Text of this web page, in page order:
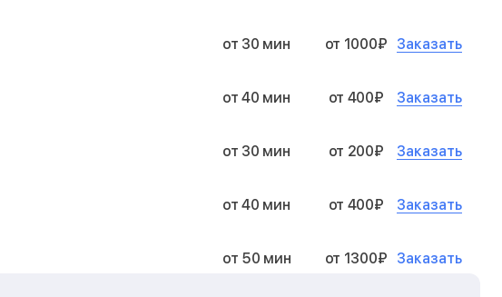
от 30 мин от 1000₽ Заказать
от 40 мин от 400₽ Заказать
от 30 мин от 200₽ Заказать
от 40 мин от 400₽ Заказать
от 50 мин от 1300₽ Заказать